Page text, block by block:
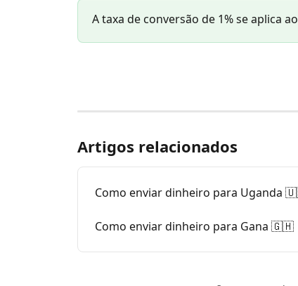
A taxa de conversão de 1% se aplica
Artigos relacionados
Como enviar dinheiro para Uganda
Como enviar dinheiro para Gana 🇬🇭